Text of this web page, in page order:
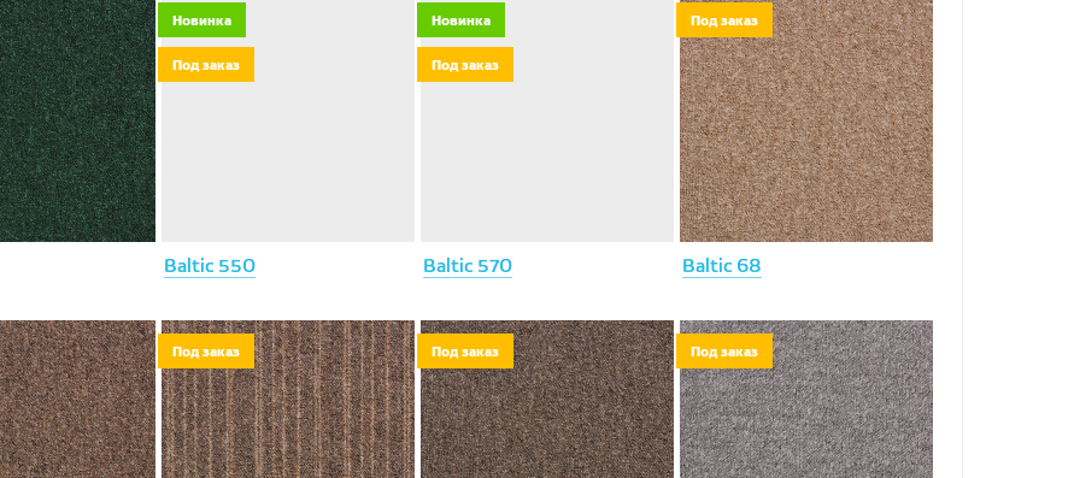
Baltic 550
Новинка
Под заказ
Baltic 570
Новинка
Под заказ
Baltic 68
Под заказ
Под заказ Под заказ Под заказ